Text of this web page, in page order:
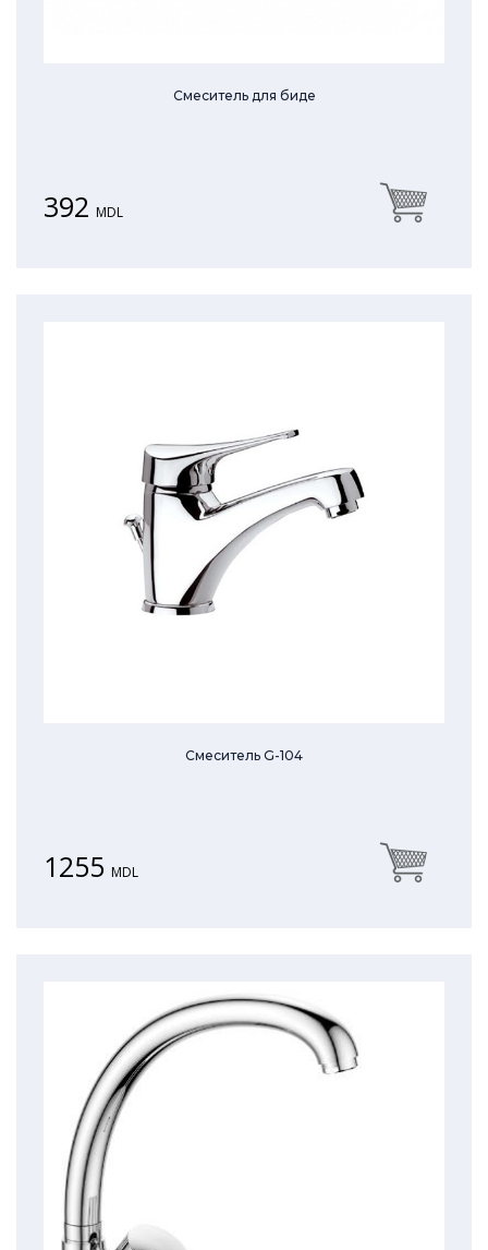
Смеситель для биде
392 MDL
Смеситель G-104
1255 MDL